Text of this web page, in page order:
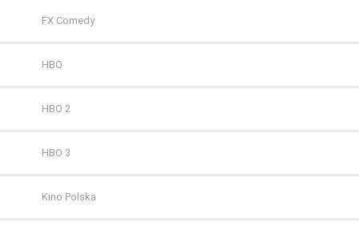
FX Comedy
HBO
HBO 2
HBO 3
Kino Polska